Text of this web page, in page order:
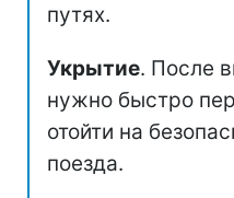
путях.
Укрытие. После
нужно быстро
отойти на
поезда.